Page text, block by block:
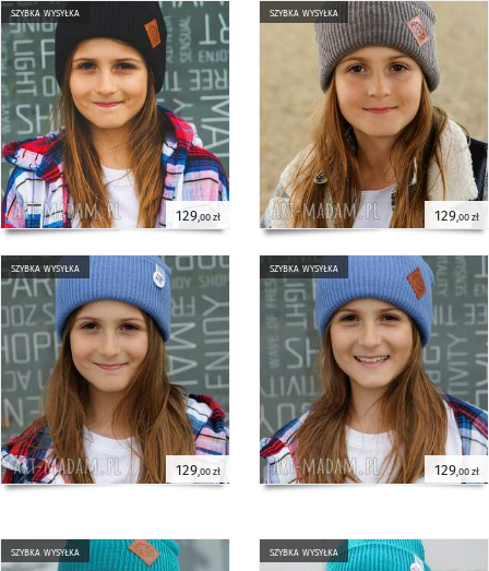
szybka wysyłka
129,00 zł
szybka wysyłka
129,00 zł
szybka wysyłka
129,00 zł
szybka wysyłka
129,00 zł
szybka wysyłka szybka wysyłka